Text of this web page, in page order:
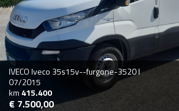
IVECO Iveco 35s15v--furgone-3520 l
07/2015
km 415.400
€ 7.500,00